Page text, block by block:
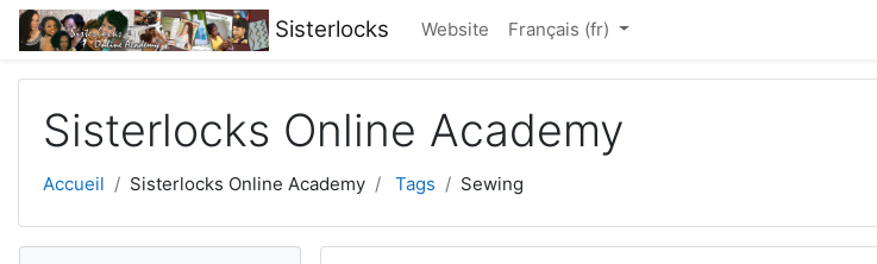
Passer au contenu principal
Sisterlocks Website Français ‎(fr)‎
Sisterlocks Online Academy
Accueil Sisterlocks Online Academy Tags Sewing